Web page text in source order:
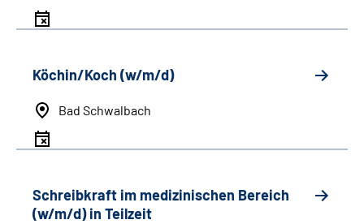
Köchin/Koch (w/m/d)
Bad Schwalbach
Schreibkraft im medizinischen Bereich
(w/m/d) in Teilzeit